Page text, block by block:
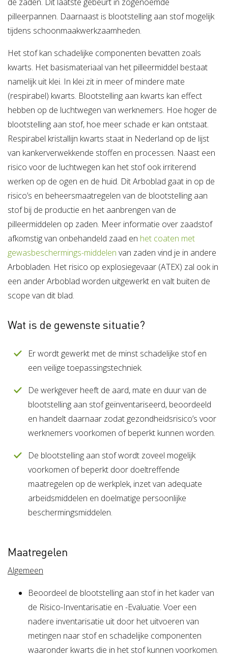
pilleerpannen. Daarnaast is blootstelling aan stof mogelijk
tijdens schoonmaakwerkzaamheden.
Het stof kan schadelijke componenten bevatten zoals
kwarts. Het basismateriaal van het pilleermiddel bestaat
namelijk uit klei. In klei zit in meer of mindere mate
(respirabel) kwarts. Blootstelling aan kwarts kan effect
hebben op de luchtwegen van werknemers. Hoe hoger de
blootstelling aan stof, hoe meer schade er kan ontstaat.
Respirabel kristallijn kwarts staat in Nederland op de lijst
van kankerverwekkende stoffen en processen. Naast een
risico voor de luchtwegen kan het stof ook irriterend
werken op de ogen en de huid. Dit Arboblad gaat in op de
risico’s en beheersmaatregelen van de blootstelling aan
stof bij de productie en het aanbrengen van de
pilleermiddelen op zaden. Meer informatie over zaadstof
afkomstig van onbehandeld zaad en het coaten met
gewasbeschermings-middelen van zaden vind je in andere
Arbobladen. Het risico op explosiegevaar (ATEX) zal ook in
een ander Arboblad worden uitgewerkt en valt buiten de
scope van dit blad.
Wat is de gewenste situatie?
Er wordt gewerkt met de minst schadelijke stof en
een veilige toepassingstechniek.
De werkgever heeft de aard, mate en duur van de
blootstelling aan stof geïnventariseerd, beoordeeld
en handelt daarnaar zodat gezondheidsrisico’s voor
werknemers voorkomen of beperkt kunnen worden.
De blootstelling aan stof wordt zoveel mogelijk
voorkomen of beperkt door doeltreffende
maatregelen op de werkplek, inzet van adequate
arbeidsmiddelen en doelmatige persoonlijke
beschermingsmiddelen.
Maatregelen
Algemeen
Beoordeel de blootstelling aan stof in het kader van
de Risico-Inventarisatie en -Evaluatie. Voer een
nadere inventarisatie uit door het uitvoeren van
metingen naar stof en schadelijke componenten
waaronder kwarts die in het stof kunnen voorkomen.